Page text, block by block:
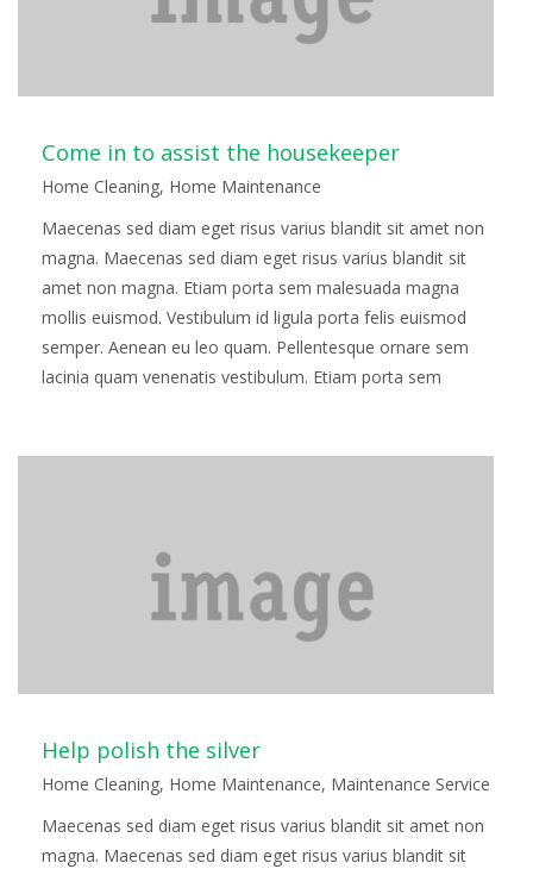
Come in to assist the housekeeper
Home Cleaning, Home Maintenance
Maecenas sed diam eget risus varius blandit sit amet non
magna. Maecenas sed diam eget risus varius blandit sit
amet non magna. Etiam porta sem malesuada magna
mollis euismod. Vestibulum id ligula porta felis euismod
semper. Aenean eu leo quam. Pellentesque ornare sem
lacinia quam venenatis vestibulum. Etiam porta sem
Read more
Help polish the silver
Home Cleaning, Home Maintenance, Maintenance Service
Maecenas sed diam eget risus varius blandit sit amet non
magna. Maecenas sed diam eget risus varius blandit sit